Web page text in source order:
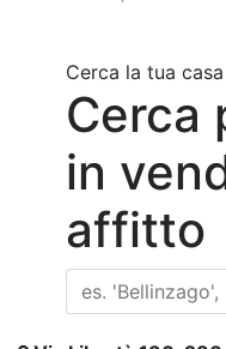
Cerca la tua casa
Cerca
in
affitto